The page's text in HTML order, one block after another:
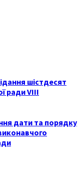
шістдесят
ради VIII
дати та порядку